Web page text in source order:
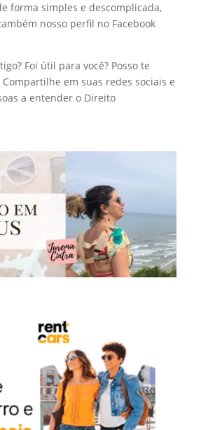
forma simples e descomplicada,
nosso perfil no Facebook
Foi útil para você? Posso te
em suas redes sociais e
a entender o Direito